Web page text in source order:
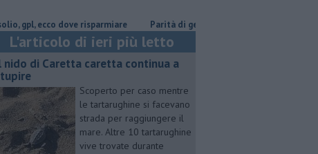
ecco dove risparmiare Parità di genere e sostenibilità, premi prorogati
L'articolo di ieri più letto
nido di Caretta caretta continua a
Scoperto per caso mentre
le tartarughine si facevano
strada per raggiungere il
mare. Altre 10 tartarughine
vive trovate durante